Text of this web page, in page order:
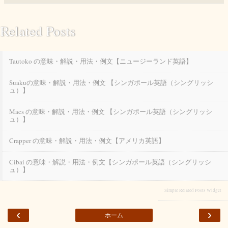
Related Posts
Tautoko の意味・解説・用法・例文【ニュージーランド英語】
Suakuの意味・解説・用法・例文 【シンガポール英語（シングリッシ
ュ）】
Macs の意味・解説・用法・例文 【シンガポール英語（シングリッシ
ュ）】
Crapper の意味・解説・用法・例文【アメリカ英語】
Cibai の意味・解説・用法・例文【シンガポール英語（シングリッシ
ュ）】
Simple Related Posts Widget
‹ ›
ホーム